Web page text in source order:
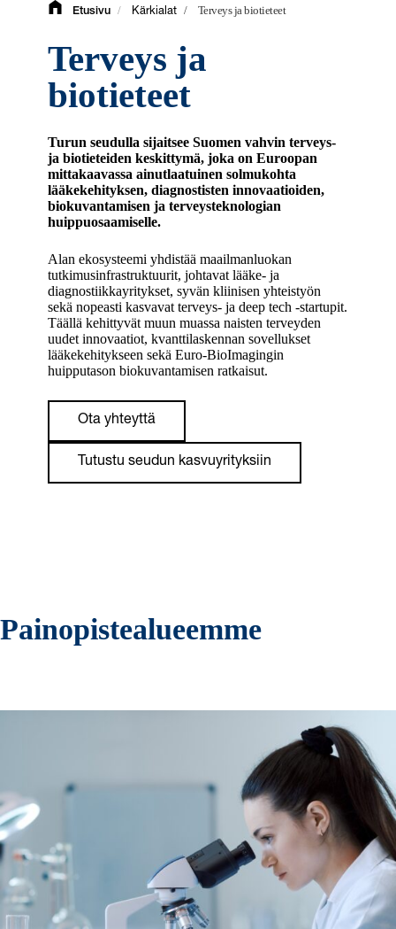
Etusivu / Kärkialat / Terveys ja biotieteet
Terveys ja
biotieteet
Turun seudulla sijaitsee Suomen vahvin terveys-
ja biotieteiden keskittymä, joka on Euroopan
mittakaavassa ainutlaatuinen solmukohta
lääkekehityksen, diagnostisten innovaatioiden,
biokuvantamisen ja terveysteknologian
huippuosaamiselle.
Alan ekosysteemi yhdistää maailmanluokan
tutkimusinfrastruktuurit, johtavat lääke- ja
diagnostiikkayritykset, syvän kliinisen yhteistyön
sekä nopeasti kasvavat terveys- ja deep tech -startupit.
Täällä kehittyvät muun muassa naisten terveyden
uudet innovaatiot, kvanttilaskennan sovellukset
lääkekehitykseen sekä Euro-BioImagingin
huipputason biokuvantamisen ratkaisut.
Ota yhteyttä
Tutustu seudun kasvuyrityksiin
Painopistealueemme